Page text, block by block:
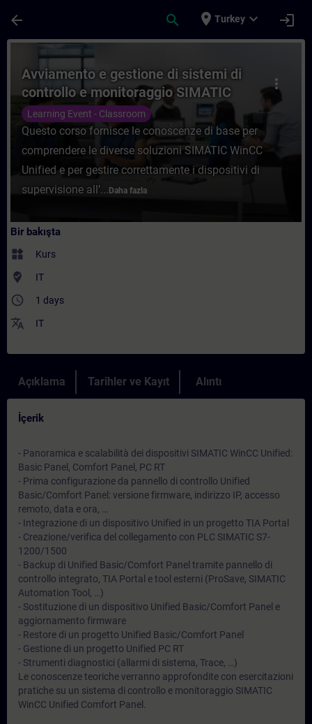
arrow_back search place Turkey expand_more login
Kurs - Avviamento e gestione di sistemi
more_vert
Avviamento e gestione di sistemi di
controllo e monitoraggio SIMATIC
WinCC Unified
Learning Event - Classroom
Questo corso fornisce le conoscenze di base per
comprendere le diverse soluzioni SIMATIC WinCC
Unified e per gestire correttamente i dispositivi di
supervisione all’... Daha fazla
Bir bakışta
widgets Kurs
where_to_vote IT
access_time 1 days
translate IT
Açıklama Tarihler ve Kayıt Alıntı
İçerik
- Panoramica e scalabilità dei dispositivi SIMATIC WinCC Unified:
Basic Panel, Comfort Panel, PC RT
- Prima configurazione da pannello di controllo Unified
Basic/Comfort Panel: versione firmware, indirizzo IP, accesso
remoto, data e ora, …
- Integrazione di un dispositivo Unified in un progetto TIA Portal
- Creazione/verifica del collegamento con PLC SIMATIC S7-
1200/1500
- Backup di Unified Basic/Comfort Panel tramite pannello di
controllo integrato, TIA Portal e tool esterni (ProSave, SIMATIC
Automation Tool, …)
- Sostituzione di un dispositivo Unified Basic/Comfort Panel e
aggiornamento firmware
- Restore di un progetto Unified Basic/Comfort Panel
- Gestione di un progetto Unified PC RT
- Strumenti diagnostici (allarmi di sistema, Trace, …)
Le conoscenze teoriche verranno approfondite con esercitazioni
pratiche su un sistema di controllo e monitoraggio SIMATIC
WinCC Unified Comfort Panel.